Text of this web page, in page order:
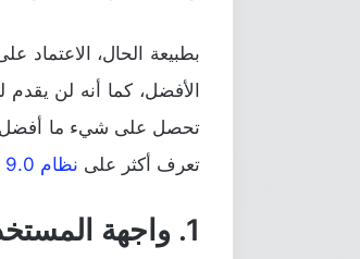
بطبيعة الحال، الاعتماد
الأفضل، كما أنه لن يقدم
تحصل على شيء ما أفضل
تعرف أكثر على نظام Android 9.0 إصدار المطورين التجريبي
1. واجهة المستخدم Android 9.0 Launcher